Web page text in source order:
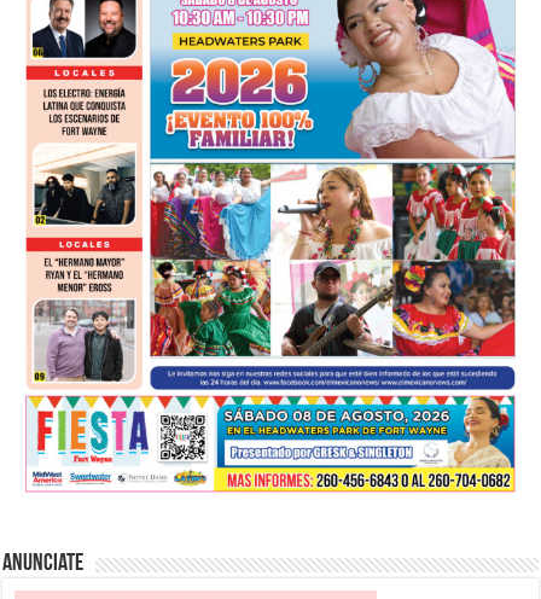
Anunciate